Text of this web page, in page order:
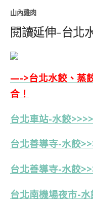
山內雞肉
閱讀延伸-台北
—->台北水餃、蒸
合！
台北車站-水餃
台北善導寺-水餃
台北善導寺-水餃
台北南機場夜市-